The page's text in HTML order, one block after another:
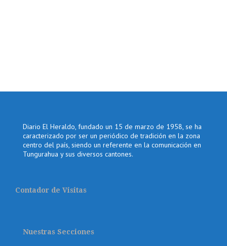
Diario El Heraldo, fundado un 15 de marzo de 1958, se ha
caracterizado por ser un periódico de tradición en la zona
centro del país, siendo un referente en la comunicación en
Tungurahua y sus diversos cantones.
Contador de Visitas
Nuestras Secciones